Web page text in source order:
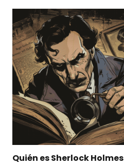
Quién es Sherlock Holmes